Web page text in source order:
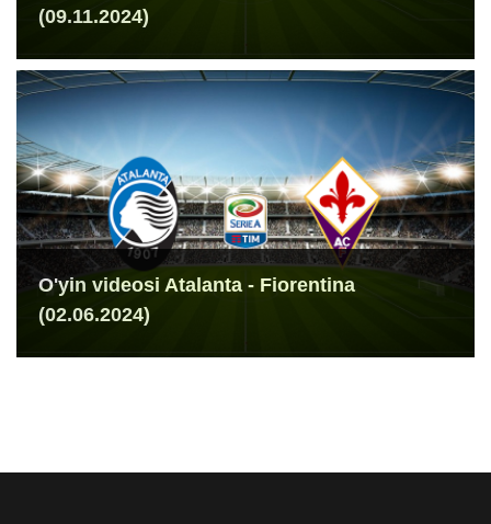
(09.11.2024)
O'yin videosi Atalanta - Fiorentina
(02.06.2024)